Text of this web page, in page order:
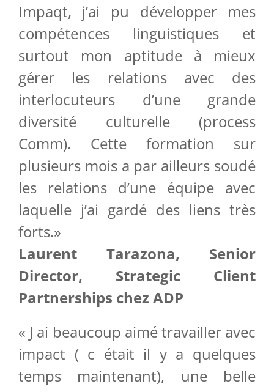
Impaqt, j’ai pu développer mes
compétences linguistiques et
surtout mon aptitude à mieux
gérer les relations avec des
interlocuteurs d’une grande
diversité culturelle (process
Comm). Cette formation sur
plusieurs mois a par ailleurs soudé
les relations d’une équipe avec
laquelle j’ai gardé des liens très
forts.»
Laurent Tarazona, Senior
Director, Strategic Client
Partnerships chez ADP
« J ai beaucoup aimé travailler avec
impact ( c était il y a quelques
temps maintenant), une belle